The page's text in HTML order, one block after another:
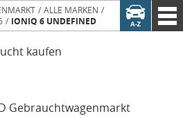
ALLE MARKEN
IONIQ 6 UNDEFINED
kaufen
Gebrauchtwagenmarkt